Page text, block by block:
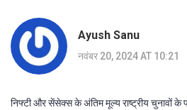
Ayush Sanu
नवंबर 20, 2024 AT 10:21
निफ्टी और सेंसेक्स के अंतिम मूल्य राष्ट्रीय चुनावों के